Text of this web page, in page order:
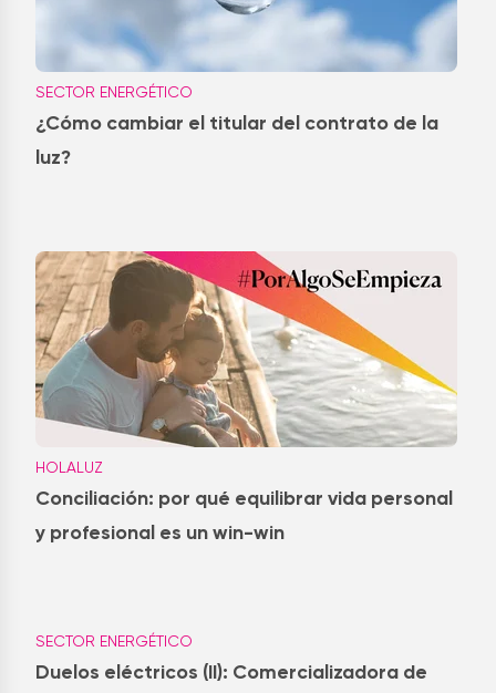
SECTOR ENERGÉTICO
¿Cómo cambiar el titular del contrato de la
luz?
HOLALUZ
Conciliación: por qué equilibrar vida personal
y profesional es un win-win
SECTOR ENERGÉTICO
Duelos eléctricos (II): Comercializadora de